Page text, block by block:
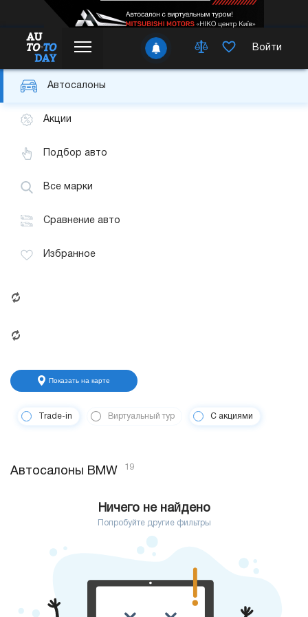
Войти
Автосалоны
Акции
Подбор авто
Все марки
Сравнение авто
Избранное
Показать на карте
Trade-in Виртуальный тур С акциями
Автосалоны BMW 19
Ничего не найдено
Попробуйте другие фильтры